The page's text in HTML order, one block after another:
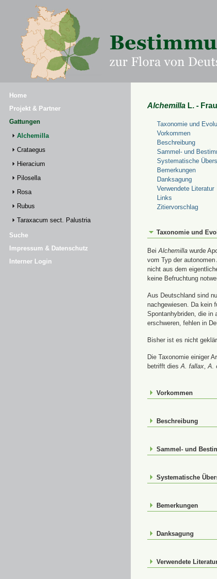
Home
Projekt & Partner
Gattungen
Alchemilla
Crataegus
Hieracium
Pilosella
Rosa
Rubus
Taraxacum sect. Palustria
Suche
Impressum & Datenschutz
Interner Login
Alchemilla L. -
Taxonomie und
Vorkommen
Beschreibung
Sammel- und
Systematische
Bemerkungen
Danksagung
Verwendete Literatur
Links
Zitiervorschlag
Taxonomie und
BeiAlchemilla wurde
vom Typ der
nicht aus dem
keine Befruchtung
Aus Deutschland sind
nachgewiesen. Da kein
Spontanhybriden, die in
erschweren, fehlen in
Bisher ist es nicht
Die Taxonomie einiger
betrifft diesA. fallax,A.
Vorkommen
Beschreibung
Sammel- und
Systematische
Bemerkungen
Danksagung
Verwendete